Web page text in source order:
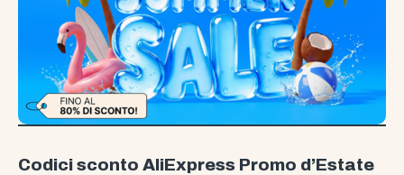
Codici sconto AliExpress Promo d’Estate